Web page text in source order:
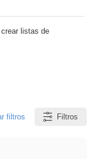
listas de
filtros Filtros